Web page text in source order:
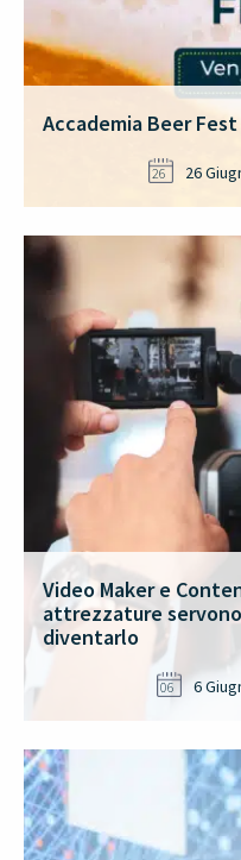
Accademia Beer
26 26
Video Maker e
attrezzature
diventarlo
06 6